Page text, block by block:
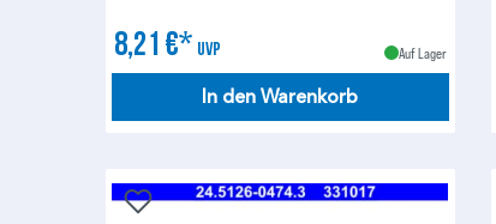
8,21 €* UVP Auf Lager
In den Warenkorb